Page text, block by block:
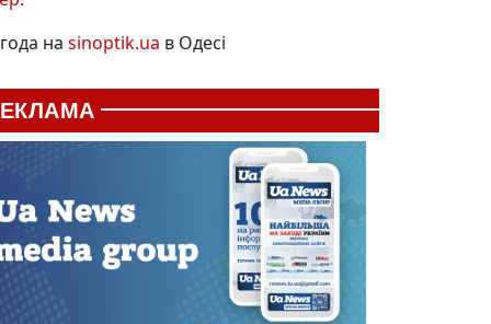
на sinoptik.ua в Одесі